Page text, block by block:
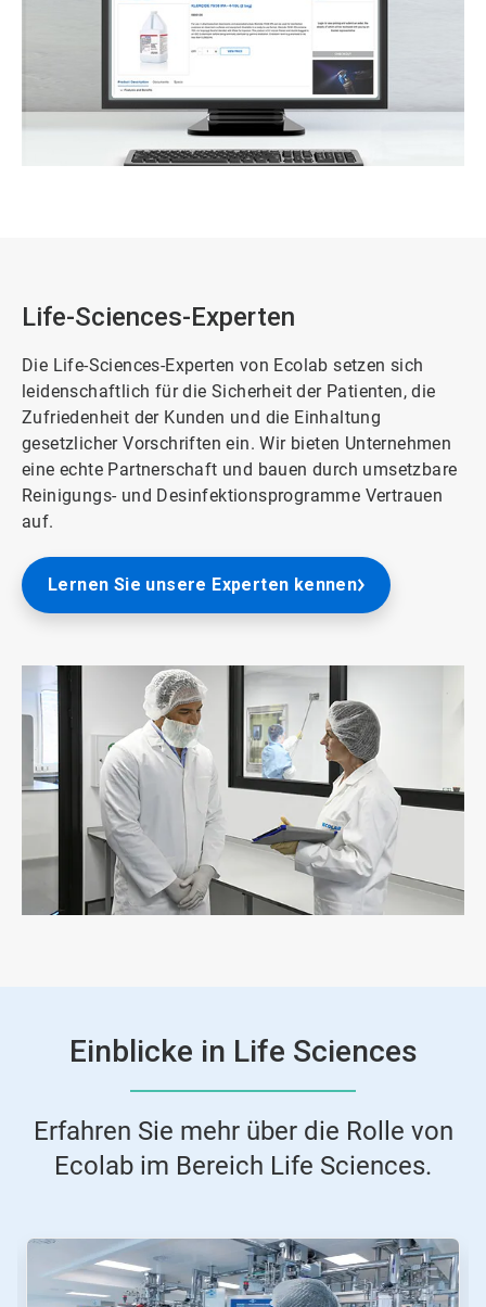
Life-Sciences-Experten
Die Life-Sciences-Experten von Ecolab setzen sich
leidenschaftlich für die Sicherheit der Patienten, die
Zufriedenheit der Kunden und die Einhaltung
gesetzlicher Vorschriften ein. Wir bieten Unternehmen
eine echte Partnerschaft und bauen durch umsetzbare
Reinigungs- und Desinfektionsprogramme Vertrauen
auf.
Lernen Sie unsere Experten kennen
Einblicke in Life Sciences
Erfahren Sie mehr über die Rolle von
Ecolab im Bereich Life Sciences.
Dies
Karussell.